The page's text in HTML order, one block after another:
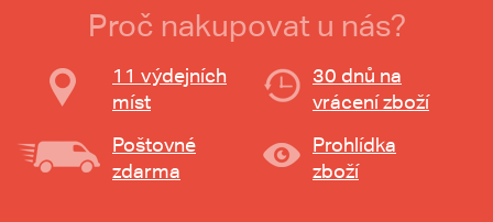
Proč nakupovat u nás?
11 výdejních
míst
30 dnů na
vrácení zboží
Poštovné
zdarma
Prohlídka
zboží